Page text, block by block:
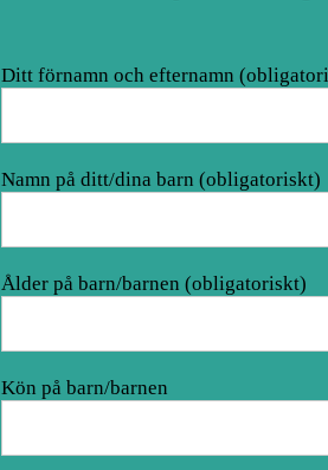
Ditt förnamn och efternamn
Namn på ditt/dina barn (obligatoriskt)
Ålder på barn/barnen (obligatoriskt)
Kön på barn/barnen